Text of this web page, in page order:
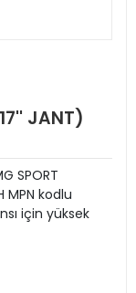
JANT)
SPORT
MPN kodlu
için yüksek